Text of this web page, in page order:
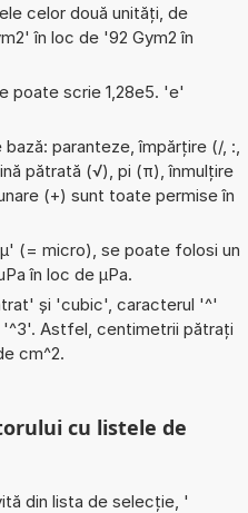
celor două unități, de
în loc de '92 Gym2 în
poate scrie 1,28e5. 'e'
paranteze, împărțire (/, :,
pătrată (√), pi (π), înmulțire
(+) sunt toate permise în
(= micro), se poate folosi un
în loc de µPa.
și 'cubic', caracterul '^'
Astfel, centimetrii pătrați
cm^2.
cu listele de
din lista de selecție, '